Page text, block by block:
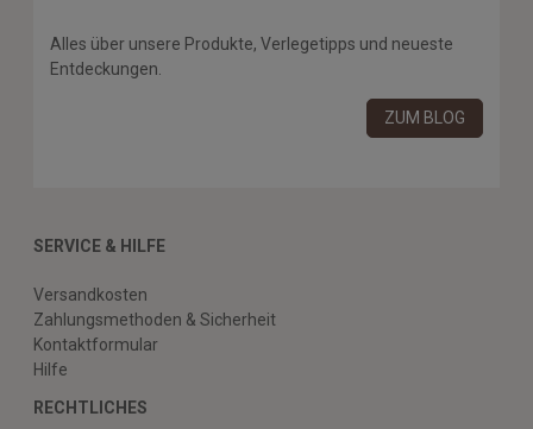
Alles über unsere Produkte, Verlegetipps und neueste
Entdeckungen.
ZUM BLOG
SERVICE & HILFE
Versandkosten
Zahlungsmethoden & Sicherheit
Kontaktformular
Hilfe
RECHTLICHES